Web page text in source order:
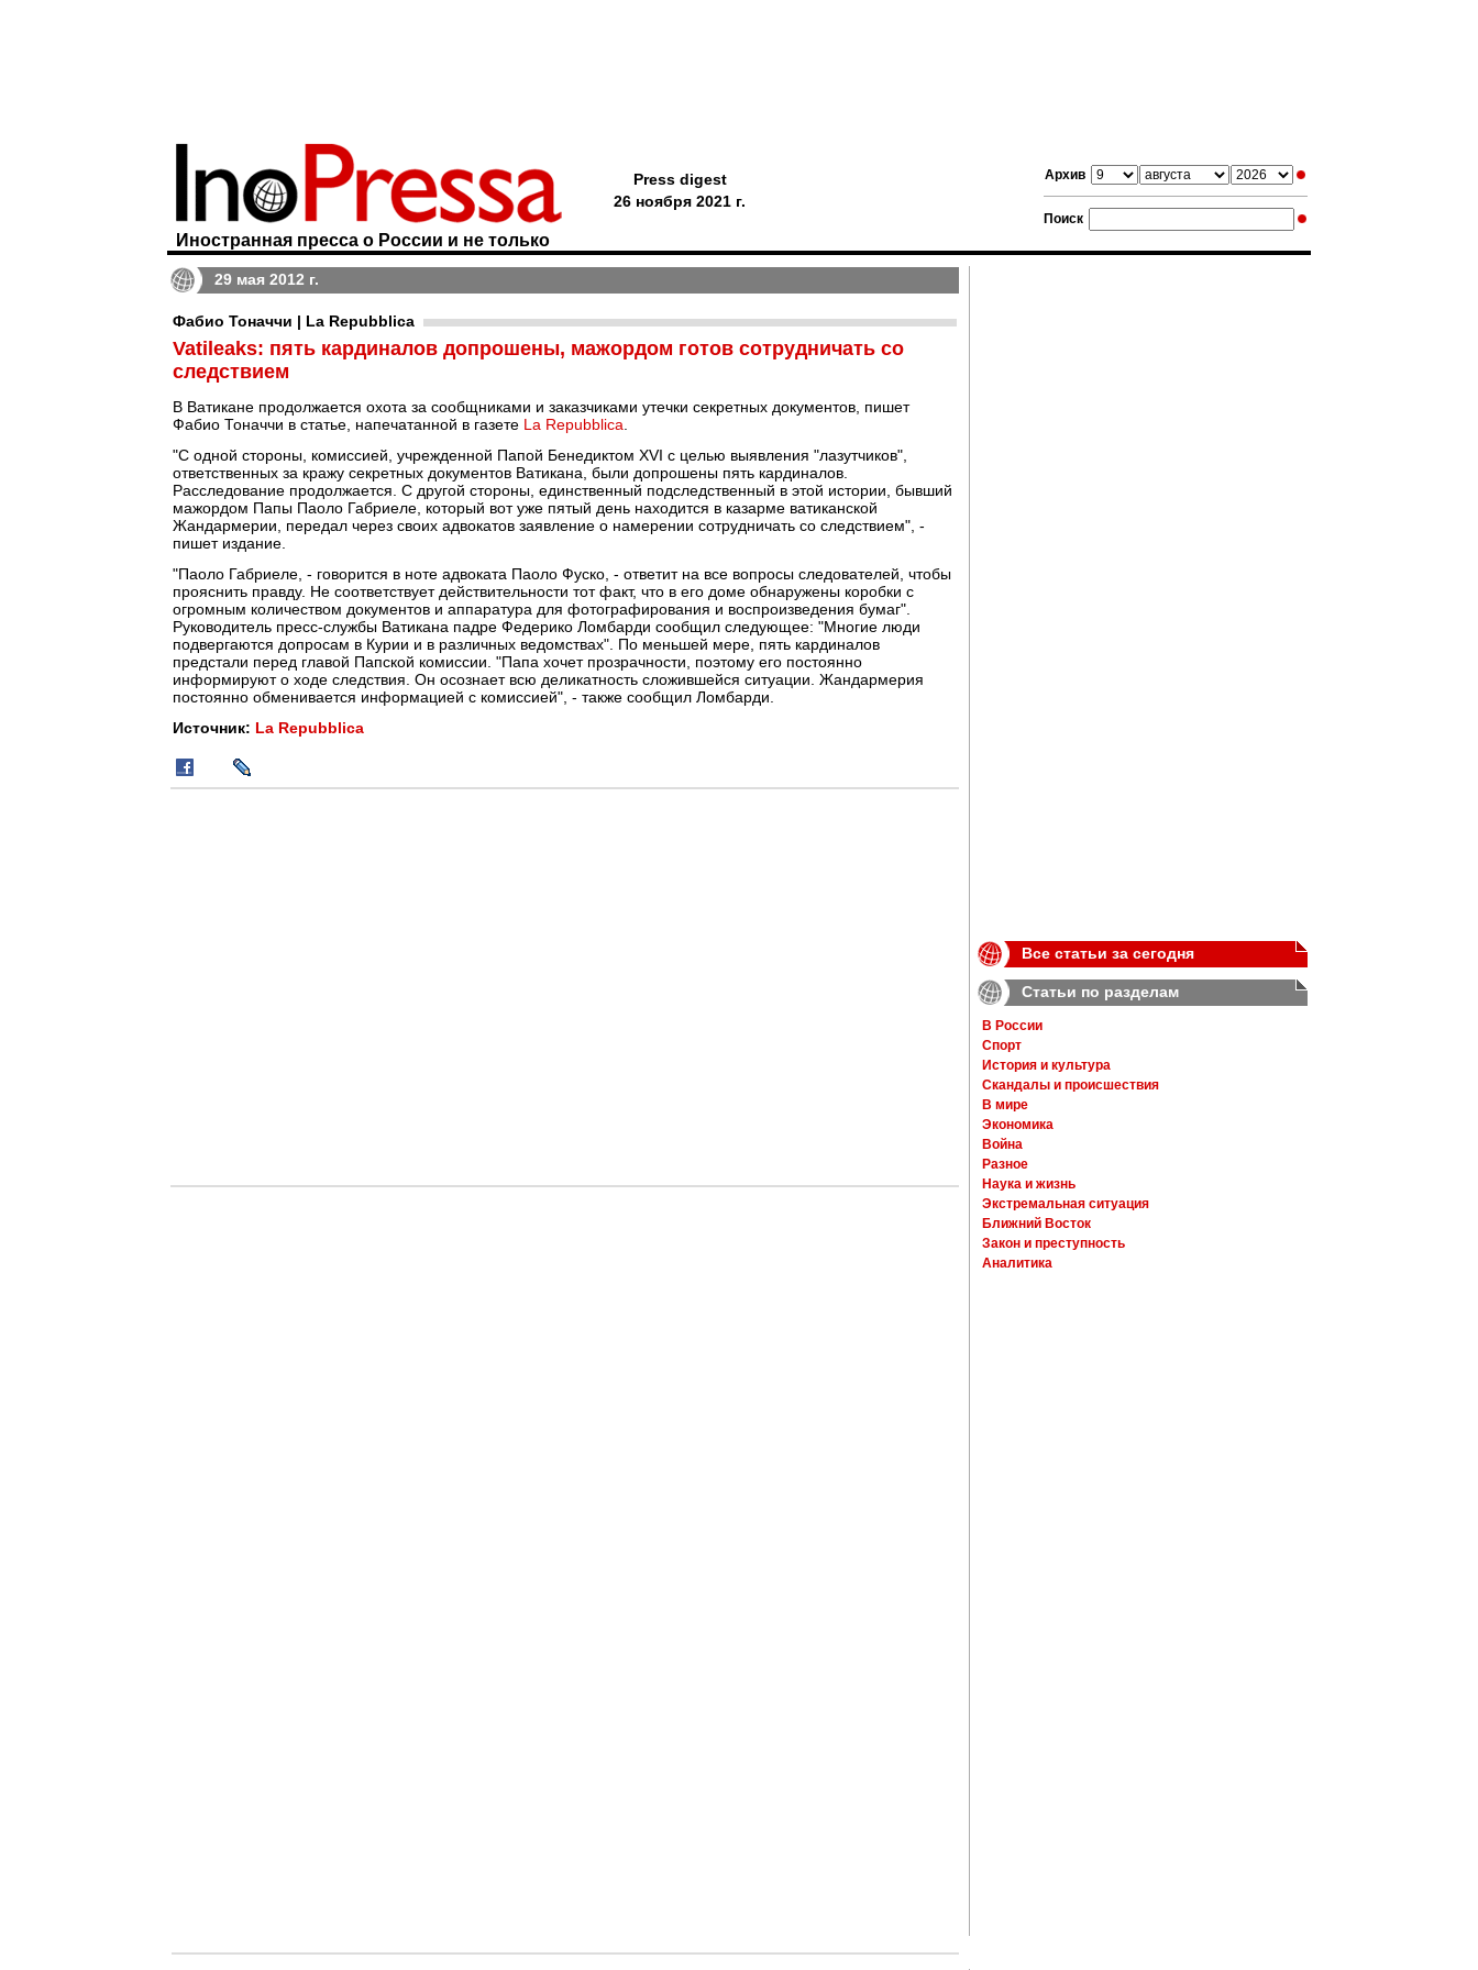
Архив
Поиск
Иностранная пресса о России и не только
Press digest
26 ноября 2021 г.
29 мая 2012 г.
Фабио Тоначчи | La Repubblica
Vatileaks: пять кардиналов допрошены, мажордом готов сотрудничать со
следствием
В Ватикане продолжается охота за сообщниками и заказчиками утечки секретных документов, пишет
Фабио Тоначчи в статье, напечатанной в газете La Repubblica
"С одной стороны, комиссией, учрежденной Папой Бенедиктом XVI с целью выявления "лазутчиков",
ответственных за кражу секретных документов Ватикана, были допрошены пять кардиналов.
Расследование продолжается. С другой стороны, единственный подследственный в этой истории, бывший
мажордом Папы Паоло Габриеле, который вот уже пятый день находится в казарме ватиканской
Жандармерии, передал через своих адвокатов заявление о намерении сотрудничать со следствием", -
пишет издание.
"Паоло Габриеле, - говорится в ноте адвоката Паоло Фуско, - ответит на все вопросы следователей, чтобы
прояснить правду. Не соответствует действительности тот факт, что в его доме обнаружены коробки с
огромным количеством документов и аппаратура для фотографирования и воспроизведения бумаг".
Руководитель пресс-службы Ватикана падре Федерико Ломбарди сообщил следующее: "Многие люди
подвергаются допросам в Курии и в различных ведомствах". По меньшей мере, пять кардиналов
предстали перед главой Папской комиссии. "Папа хочет прозрачности, поэтому его постоянно
информируют о ходе следствия. Он осознает всю деликатность сложившейся ситуации. Жандармерия
постоянно обменивается информацией с комиссией", - также сообщил Ломбарди.
Источник: La Repubblica
Все статьи за сегодня
Статьи по разделам
В России
Спорт
История и культура
Скандалы и происшествия
В мире
Экономика
Война
Разное
Наука и жизнь
Экстремальная ситуация
Ближний Восток
Закон и преступность
Аналитика